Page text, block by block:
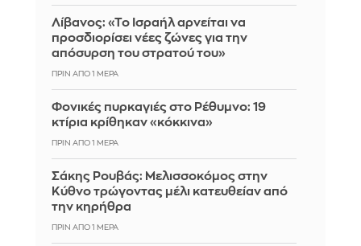
Λίβανος: «Το Ισραήλ αρνείται να
προσδιορίσει νέες ζώνες για την
απόσυρση του στρατού του»
ΠΡΙΝ ΑΠΌ 1 ΜΈΡΑ
Φονικές πυρκαγιές στο Ρέθυμνο: 19
κτίρια κρίθηκαν «κόκκινα»
ΠΡΙΝ ΑΠΌ 1 ΜΈΡΑ
Σάκης Ρουβάς: Μελισσοκόμος στην
Κύθνο τρώγοντας μέλι κατευθείαν από
την κηρήθρα
ΠΡΙΝ ΑΠΌ 1 ΜΈΡΑ